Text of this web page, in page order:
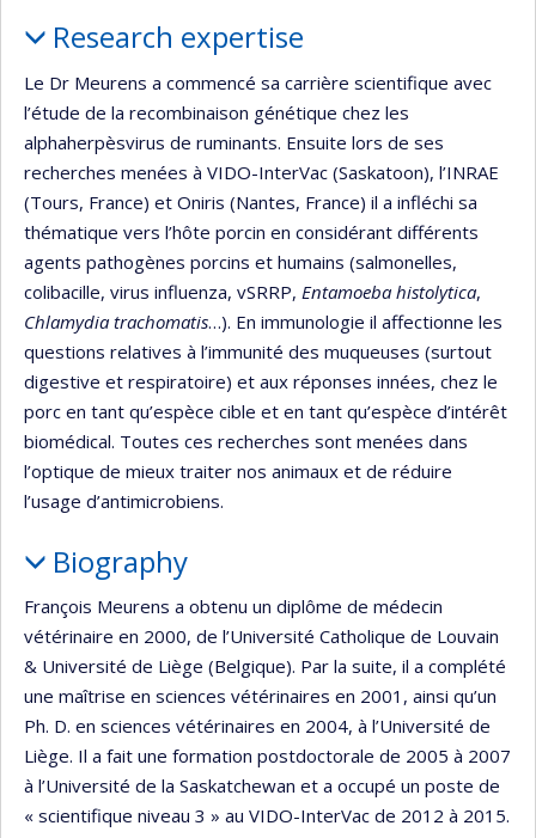
Research expertise
Le Dr Meurens a commencé sa carrière scientifique avec
l’étude de la recombinaison génétique chez les
alphaherpèsvirus de ruminants. Ensuite lors de ses
recherches menées à VIDO-InterVac (Saskatoon), l’INRAE
(Tours, France) et Oniris (Nantes, France) il a infléchi sa
thématique vers l’hôte porcin en considérant différents
agents pathogènes porcins et humains (salmonelles,
colibacille, virus influenza, vSRRP, Entamoeba histolytica,
Chlamydia trachomatis…). En immunologie il affectionne les
questions relatives à l’immunité des muqueuses (surtout
digestive et respiratoire) et aux réponses innées, chez le
porc en tant qu’espèce cible et en tant qu’espèce d’intérêt
biomédical. Toutes ces recherches sont menées dans
l’optique de mieux traiter nos animaux et de réduire
l’usage d’antimicrobiens.
Biography
François Meurens a obtenu un diplôme de médecin
vétérinaire en 2000, de l’Université Catholique de Louvain
& Université de Liège (Belgique). Par la suite, il a complété
une maîtrise en sciences vétérinaires en 2001, ainsi qu’un
Ph. D. en sciences vétérinaires en 2004, à l’Université de
Liège. Il a fait une formation postdoctorale de 2005 à 2007
à l’Université de la Saskatchewan et a occupé un poste de
« scientifique niveau 3 » au VIDO-InterVac de 2012 à 2015.